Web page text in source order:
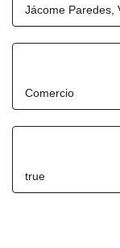
Jácome Paredes,
Comercio
true